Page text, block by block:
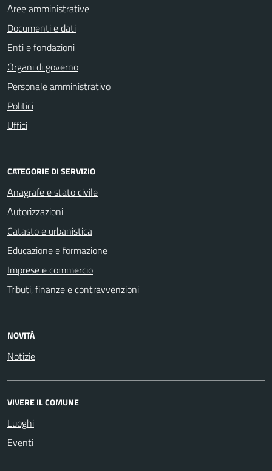
Aree amministrative
Documenti e dati
Enti e fondazioni
Organi di governo
Personale amministrativo
Politici
Uffici
CATEGORIE DI SERVIZIO
Anagrafe e stato civile
Autorizzazioni
Catasto e urbanistica
Educazione e formazione
Imprese e commercio
Tributi, finanze e contravvenzioni
NOVITÀ
Notizie
VIVERE IL COMUNE
Luoghi
Eventi